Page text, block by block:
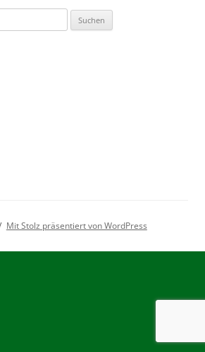
Mit Stolz präsentiert von WordPress